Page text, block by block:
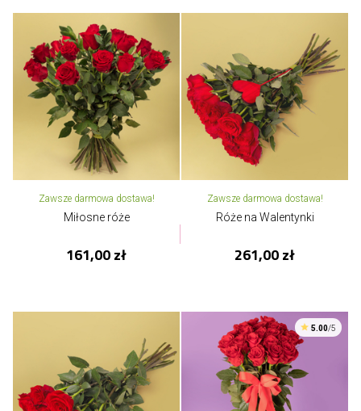
Zawsze darmowa dostawa!
Miłosne róże
161,00 zł
Zawsze darmowa dostawa!
Róże na Walentynki
261,00 zł
5.00/5